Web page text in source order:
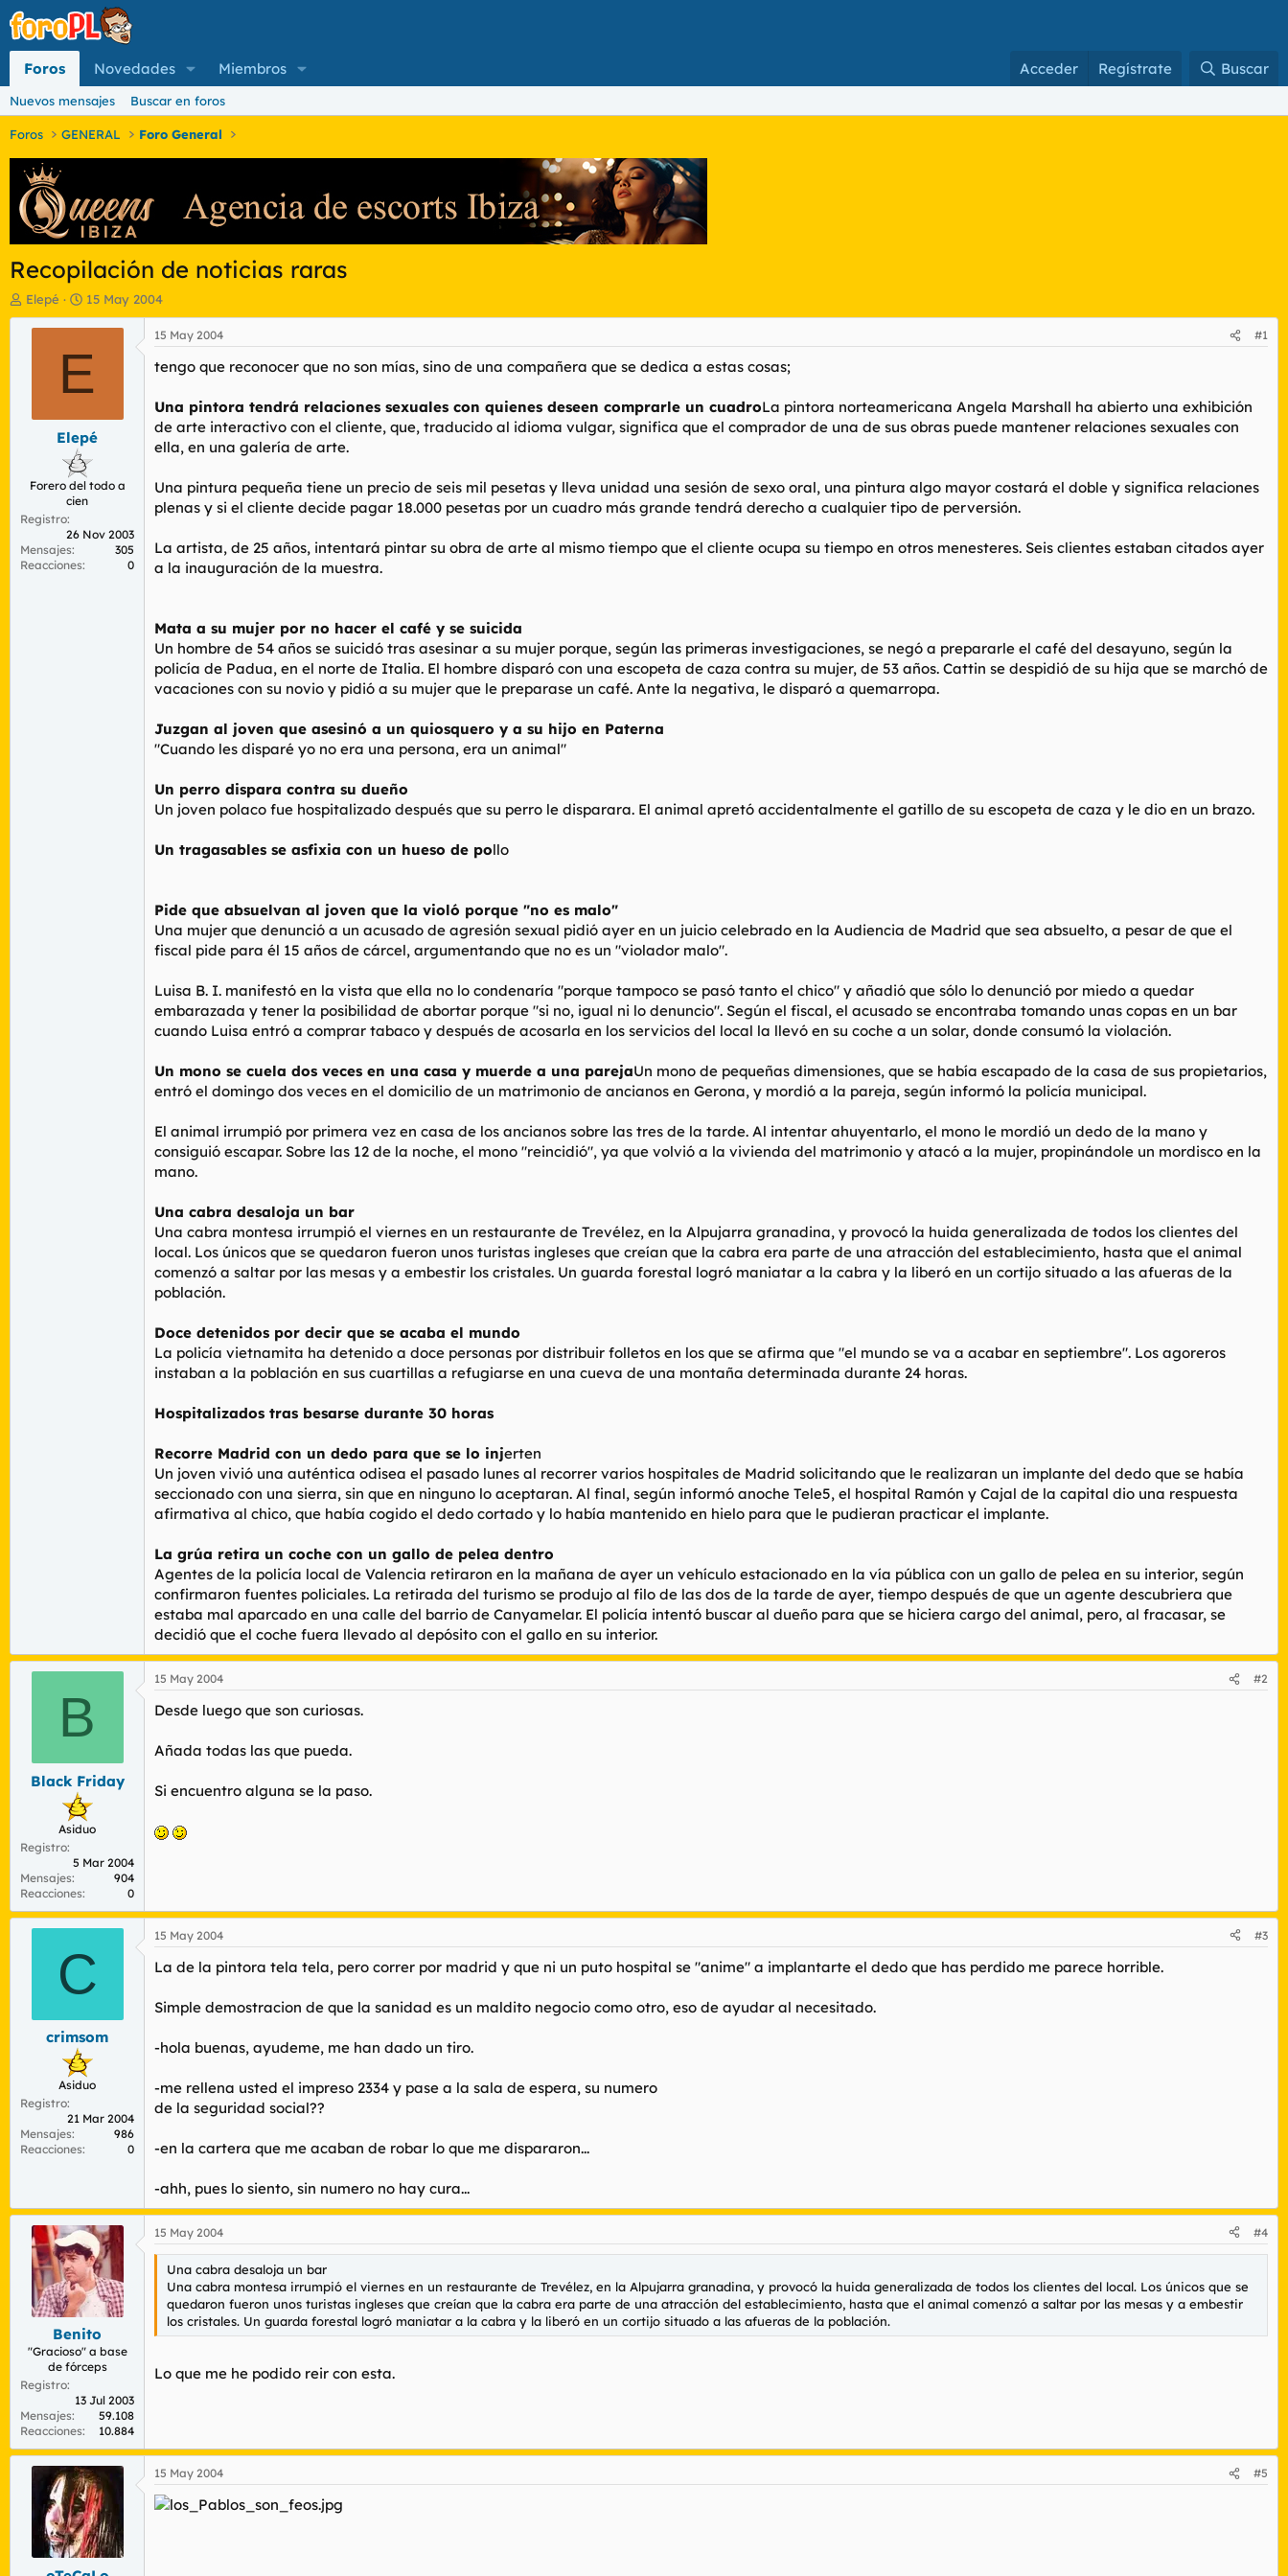
Foros Novedades Miembros Acceder Regístrate Buscar
Nuevos mensajes Buscar en foros
Foros GENERAL Foro General
Recopilación de noticias raras
I
n
o
e
a
Elepé
F
e
c
i
n
c
i
o
15 May 2004
E
Elepé
Forero del todo a
cien
Registro
26 Nov 2003
Mensajes
305
Reacciones
0
15 May 2004 #1
tengo que reconocer que no son mías, sino de una compañera que se dedica a estas cosas;
Una pintora tendrá relaciones sexuales con quienes deseen comprarle un cuadroLa pintora norteamericana Angela Marshall ha abierto una exhibición
de arte interactivo con el cliente, que, traducido al idioma vulgar, significa que el comprador de una de sus obras puede mantener relaciones sexuales con
ella, en una galería de arte.
Una pintura pequeña tiene un precio de seis mil pesetas y lleva unidad una sesión de sexo oral, una pintura algo mayor costará el doble y significa relaciones
plenas y si el cliente decide pagar 18.000 pesetas por un cuadro más grande tendrá derecho a cualquier tipo de perversión.
La artista, de 25 años, intentará pintar su obra de arte al mismo tiempo que el cliente ocupa su tiempo en otros menesteres. Seis clientes estaban citados ayer
a la inauguración de la muestra.
Mata a su mujer por no hacer el café y se suicida
Un hombre de 54 años se suicidó tras asesinar a su mujer porque, según las primeras investigaciones, se negó a prepararle el café del desayuno, según la
policía de Padua, en el norte de Italia. El hombre disparó con una escopeta de caza contra su mujer, de 53 años. Cattin se despidió de su hija que se marchó de
vacaciones con su novio y pidió a su mujer que le preparase un café. Ante la negativa, le disparó a quemarropa.
Juzgan al joven que asesinó a un quiosquero y a su hijo en Paterna
"Cuando les disparé yo no era una persona, era un animal"
Un perro dispara contra su dueño
Un joven polaco fue hospitalizado después que su perro le disparara. El animal apretó accidentalmente el gatillo de su escopeta de caza y le dio en un brazo.
Un tragasables se asfixia con un hueso de pollo
Pide que absuelvan al joven que la violó porque "no es malo"
Una mujer que denunció a un acusado de agresión sexual pidió ayer en un juicio celebrado en la Audiencia de Madrid que sea absuelto, a pesar de que el
fiscal pide para él 15 años de cárcel, argumentando que no es un "violador malo".
Luisa B. I. manifestó en la vista que ella no lo condenaría "porque tampoco se pasó tanto el chico" y añadió que sólo lo denunció por miedo a quedar
embarazada y tener la posibilidad de abortar porque "si no, igual ni lo denuncio". Según el fiscal, el acusado se encontraba tomando unas copas en un bar
cuando Luisa entró a comprar tabaco y después de acosarla en los servicios del local la llevó en su coche a un solar, donde consumó la violación.
Un mono se cuela dos veces en una casa y muerde a una parejaUn mono de pequeñas dimensiones, que se había escapado de la casa de sus propietarios,
entró el domingo dos veces en el domicilio de un matrimonio de ancianos en Gerona, y mordió a la pareja, según informó la policía municipal.
El animal irrumpió por primera vez en casa de los ancianos sobre las tres de la tarde. Al intentar ahuyentarlo, el mono le mordió un dedo de la mano y
consiguió escapar. Sobre las 12 de la noche, el mono "reincidió", ya que volvió a la vivienda del matrimonio y atacó a la mujer, propinándole un mordisco en la
mano.
Una cabra desaloja un bar
Una cabra montesa irrumpió el viernes en un restaurante de Trevélez, en la Alpujarra granadina, y provocó la huida generalizada de todos los clientes del
local. Los únicos que se quedaron fueron unos turistas ingleses que creían que la cabra era parte de una atracción del establecimiento, hasta que el animal
comenzó a saltar por las mesas y a embestir los cristales. Un guarda forestal logró maniatar a la cabra y la liberó en un cortijo situado a las afueras de la
población.
Doce detenidos por decir que se acaba el mundo
La policía vietnamita ha detenido a doce personas por distribuir folletos en los que se afirma que "el mundo se va a acabar en septiembre". Los agoreros
instaban a la población en sus cuartillas a refugiarse en una cueva de una montaña determinada durante 24 horas.
Hospitalizados tras besarse durante 30 horas
Recorre Madrid con un dedo para que se lo injerten
Un joven vivió una auténtica odisea el pasado lunes al recorrer varios hospitales de Madrid solicitando que le realizaran un implante del dedo que se había
seccionado con una sierra, sin que en ninguno lo aceptaran. Al final, según informó anoche Tele5, el hospital Ramón y Cajal de la capital dio una respuesta
afirmativa al chico, que había cogido el dedo cortado y lo había mantenido en hielo para que le pudieran practicar el implante.
La grúa retira un coche con un gallo de pelea dentro
Agentes de la policía local de Valencia retiraron en la mañana de ayer un vehículo estacionado en la vía pública con un gallo de pelea en su interior, según
confirmaron fuentes policiales. La retirada del turismo se produjo al filo de las dos de la tarde de ayer, tiempo después de que un agente descubriera que
estaba mal aparcado en una calle del barrio de Canyamelar. El policía intentó buscar al dueño para que se hiciera cargo del animal, pero, al fracasar, se
decidió que el coche fuera llevado al depósito con el gallo en su interior.
B
Black Friday
Asiduo
Registro
5 Mar 2004
Mensajes
904
Reacciones
0
15 May 2004 #2
Desde luego que son curiosas.
Añada todas las que pueda.
Si encuentro alguna se la paso.
C
crimsom
Asiduo
Registro
21 Mar 2004
Mensajes
986
Reacciones
0
15 May 2004 #3
La de la pintora tela tela, pero correr por madrid y que ni un puto hospital se "anime" a implantarte el dedo que has perdido me parece horrible.
Simple demostracion de que la sanidad es un maldito negocio como otro, eso de ayudar al necesitado.
-hola buenas, ayudeme, me han dado un tiro.
-me rellena usted el impreso 2334 y pase a la sala de espera, su numero
de la seguridad social??
-en la cartera que me acaban de robar lo que me dispararon...
-ahh, pues lo siento, sin numero no hay cura...
Benito
"Gracioso" a base
de fórceps
Registro
13 Jul 2003
Mensajes
59.108
Reacciones
10.884
15 May 2004 #4
Una cabra desaloja un bar
Una cabra montesa irrumpió el viernes en un restaurante de Trevélez, en la Alpujarra granadina, y provocó la huida generalizada de todos los clientes del local. Los únicos que se
quedaron fueron unos turistas ingleses que creían que la cabra era parte de una atracción del establecimiento, hasta que el animal comenzó a saltar por las mesas y a embestir
los cristales. Un guarda forestal logró maniatar a la cabra y la liberó en un cortijo situado a las afueras de la población.
Lo que me he podido reir con esta.
15 May 2004 #5